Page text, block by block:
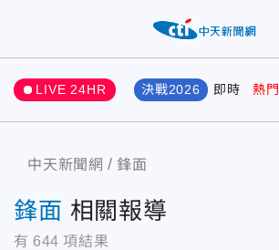
LIVE 24HR 決戰2026 即時 熱門
中天新聞網 鋒面
鋒面 相關報導
有 644 項結果